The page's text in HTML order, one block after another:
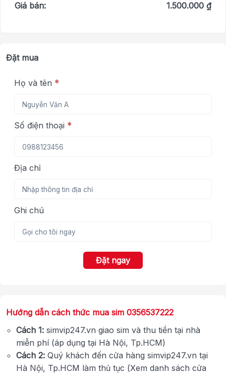
Giá bán: 1.500.000 ₫
Đặt mua
Họ và tên *
Số điện thoại *
Địa chỉ
Ghi chú
Đặt ngay
Hướng dẫn cách thức mua sim 0356537222
Cách 1: simvip247.vn giao sim và thu tiền tại nhà
miễn phí (áp dụng tại Hà Nội, Tp.HCM)
Cách 2: Quý khách đến cửa hàng simvip247.vn tại
Hà Nội, Tp.HCM làm thủ tục (Xem danh sách cửa